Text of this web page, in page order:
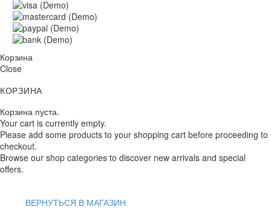
Корзина
Close
КОРЗИНА
Корзина пуста.
Your cart is currently empty.
Please add some products to your shopping cart before proceeding to
checkout.
Browse our shop categories to discover new arrivals and special
offers.
ВЕРНУТЬСЯ В МАГАЗИН